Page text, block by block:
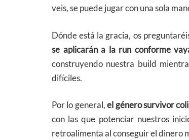
veis, se puede jugar con una sola
Dónde está la gracia, os
se aplicarán a la run conforme
construyendo nuestra build
difíciles.
Por lo general,el género survivor
con las que potenciar nuestros
retroalimenta al conseguir el dinero